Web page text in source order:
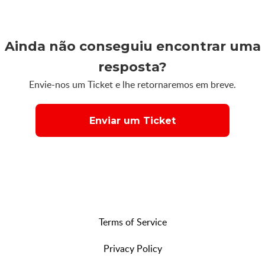
Ainda não conseguiu encontrar uma
resposta?
Envie-nos um Ticket e lhe retornaremos em breve.
Enviar um Ticket
Terms of Service
Privacy Policy